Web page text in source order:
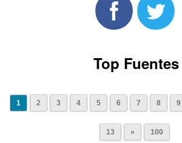
Top Fuentes
1 2 3 4 5 6 7 8 9
13 » 100